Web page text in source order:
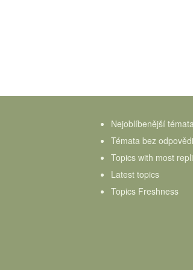
Nejoblíbenější
Témata bez odpovědi
Topics with most
Latest topics
Topics Freshness